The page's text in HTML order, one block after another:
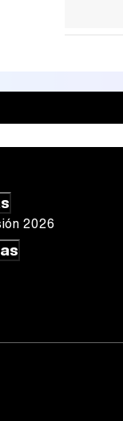
2026